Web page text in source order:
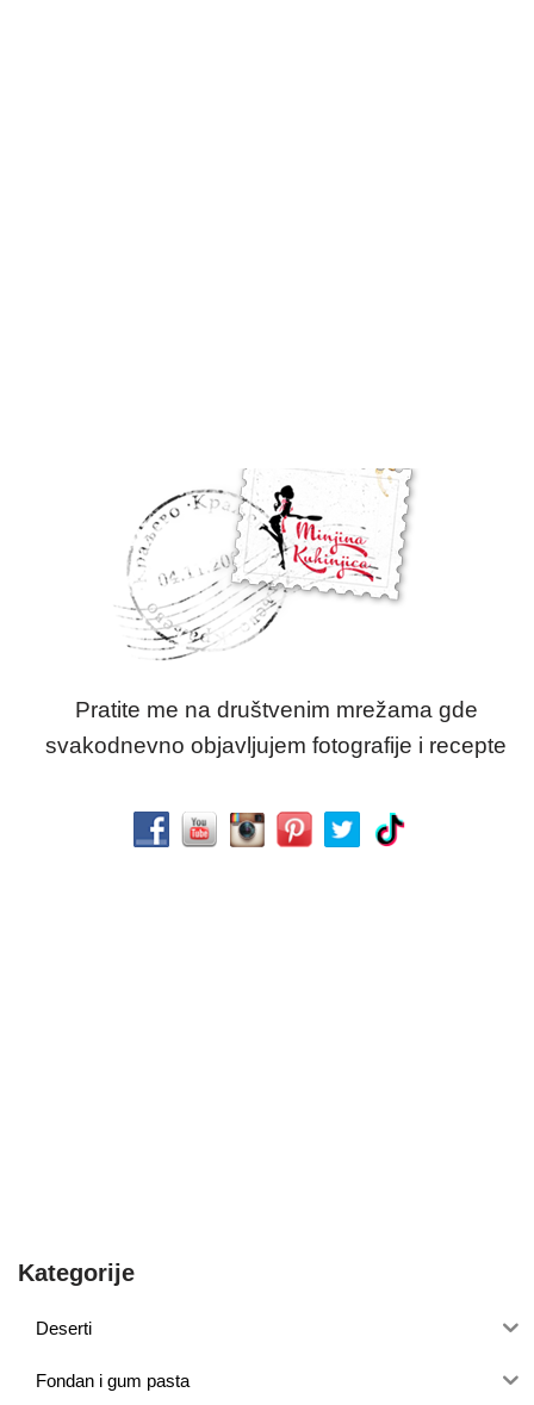
Pratite me na društvenim mrežama gde
svakodnevno objavljujem fotografije i recepte
Kategorije
Deserti
Fondan i gum pasta